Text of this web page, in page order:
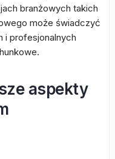
branżowych takich
może świadczyć
i profesjonalnych
aspekty